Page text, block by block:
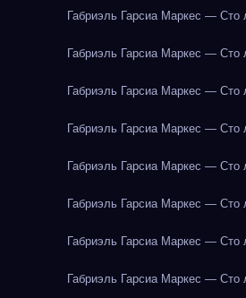
Габриэль Гарсиа Маркес — Сто
Габриэль Гарсиа Маркес — Сто
Габриэль Гарсиа Маркес — Сто
Габриэль Гарсиа Маркес — Сто
Габриэль Гарсиа Маркес — Сто
Габриэль Гарсиа Маркес — Сто
Габриэль Гарсиа Маркес — Сто
Габриэль Гарсиа Маркес — Сто